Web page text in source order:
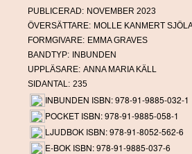
varm humoristisk känsla, en
spännande mysterium. Cosy mystery
PUBLICERAD: NOVEMBER 2023
ÖVERSÄTTARE: MOLLE KANMERT
FORMGIVARE: EMMA GRAVES
BANDTYP:
INBUNDEN
UPPLÄSARE: ANNA MARIA KÄLL
SIDANTAL: 235
INBUNDEN ISBN: 978-91-9885-032-1
POCKET ISBN: 978-91-9885-058-1
LJUDBOK ISBN: 978-91-8052-562-6
E-BOK ISBN: 978-91-9885-037-6